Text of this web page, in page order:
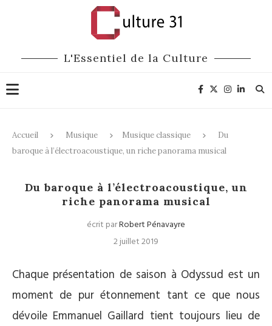
L'Essentiel de la Culture
Accueil Musique Musique classique
Du
baroque à l’électroacoustique, un riche panorama musical
Musique classique
Du baroque à l’électroacoustique, un
riche panorama musical
écrit parRobert Pénavayre
2 juillet 2019
Chaque présentation de saison à Odyssud est un
moment de pur étonnement tant ce que nous
dévoile Emmanuel Gaillard tient toujours lieu de